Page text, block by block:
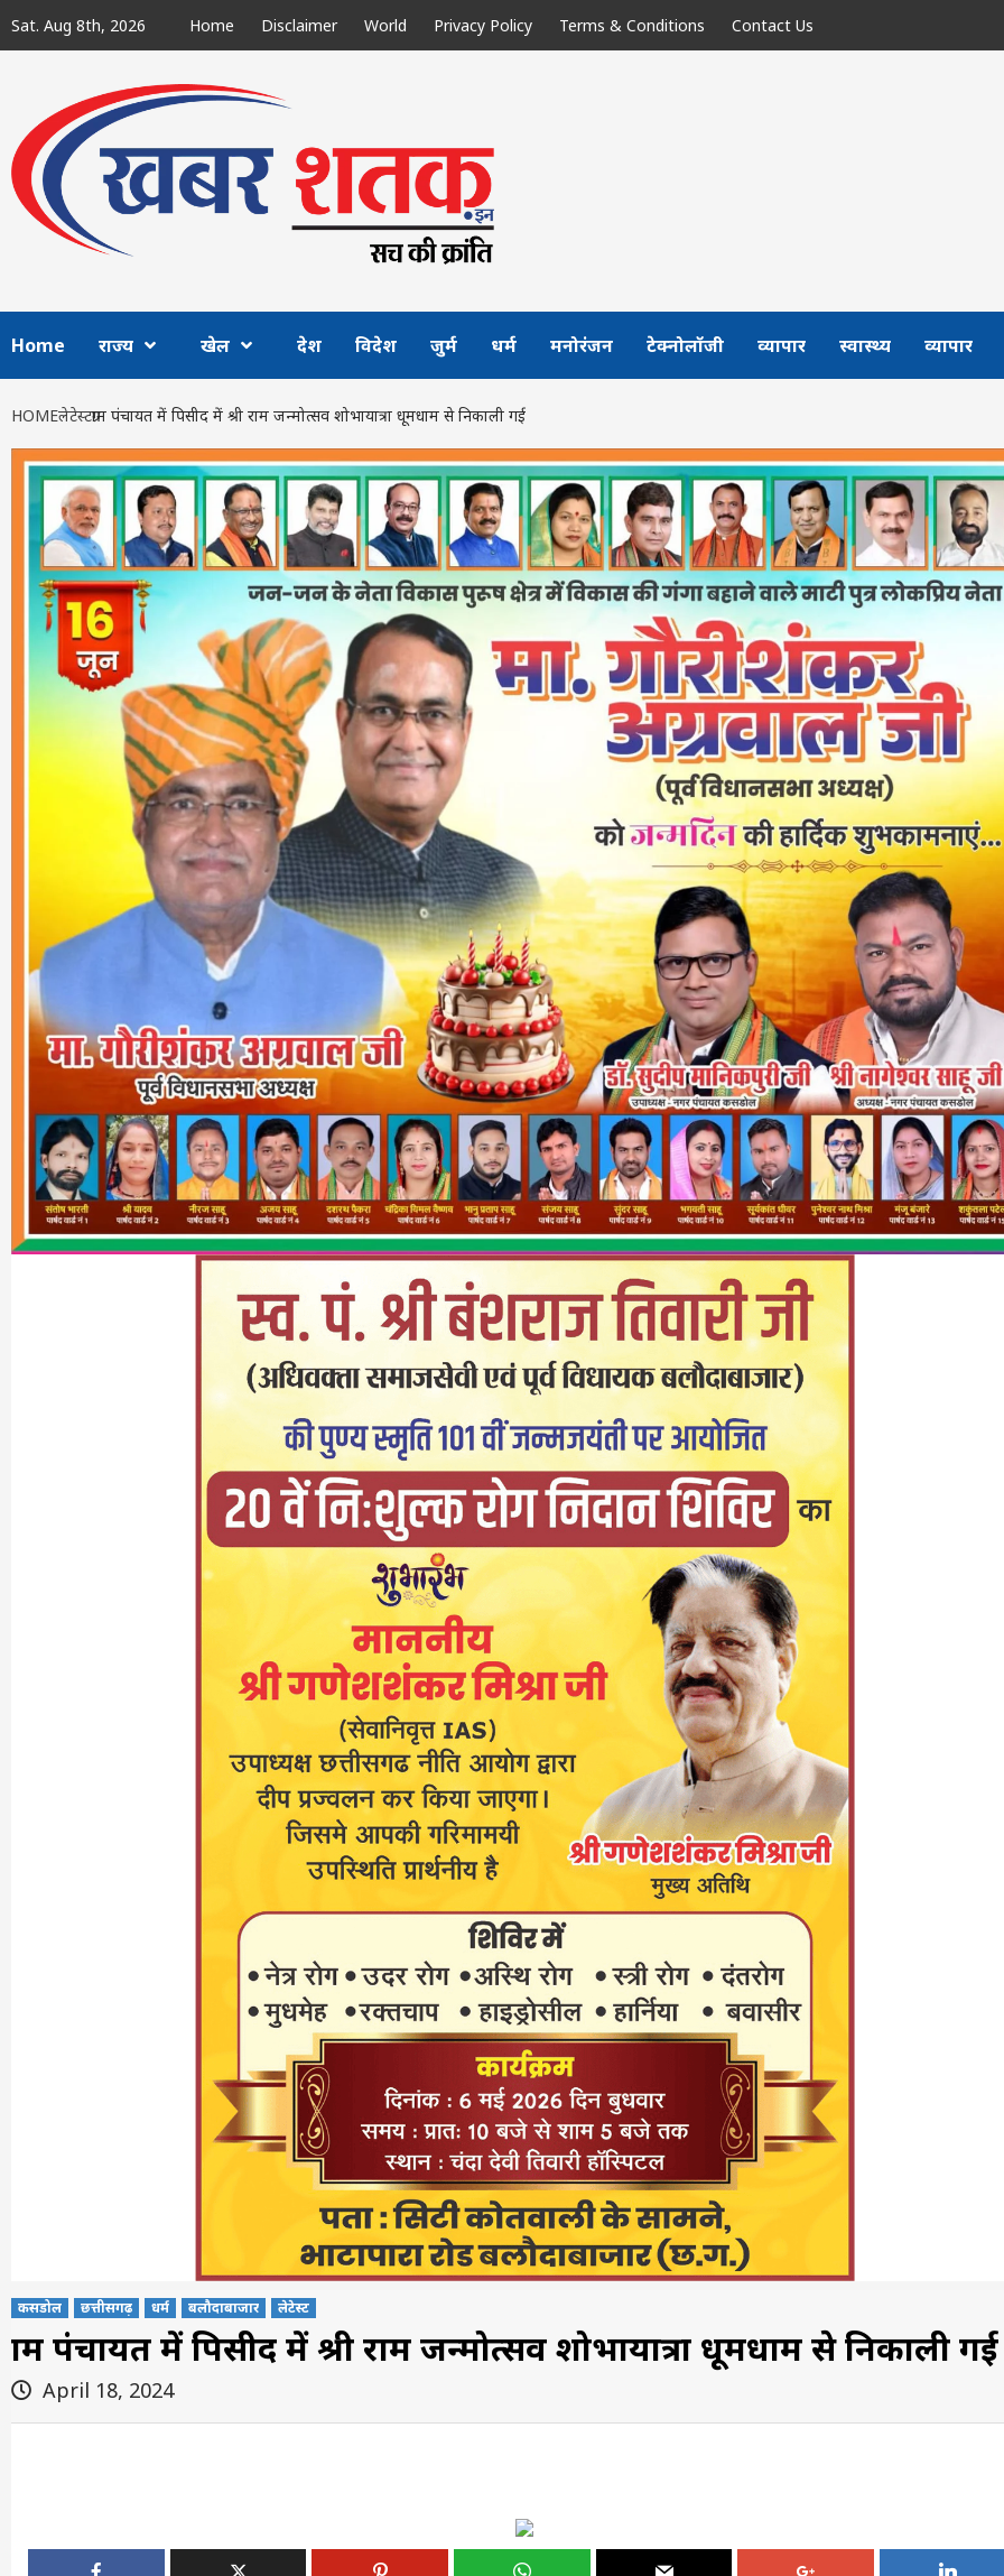
to
Sat. Aug 8th, 2026 Home Disclaimer World Privacy Policy Terms & Conditions Contact Us
Home राज्य खेल देश विदेश जुर्म धर्म मनोरंजन टेक्नोलॉजी व्यापार स्वास्थ्य व्यापार
HOMEलेटेस्टग्राम पंचायत में पिसीद में श्री राम जन्मोत्सव शोभायात्रा धूमधाम से निकाली गई
कसडोल छत्तीसगढ़ धर्म बलौदाबाजार लेटेस्ट
ग्राम पंचायत में पिसीद में श्री राम जन्मोत्सव शोभायात्रा धूमधाम से निकाली गई
April 18, 2024